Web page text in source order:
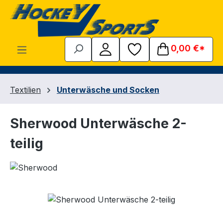
Zum Hauptinhalt springen
0,00 €*
Textilien Unterwäsche und Socken
Sherwood Unterwäsche 2-
teilig
Bildergalerie überspringen